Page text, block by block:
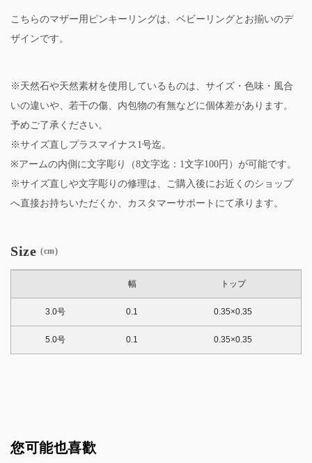
こちらのマザー用ピンキーリングは、ベビーリングとお揃いのデ
ザインです。
※天然石や天然素材を使用しているものは、サイズ・色味・風合
いの違いや、若干の傷、内包物の有無などに個体差があります。
予めご了承ください。
※サイズ直しプラスマイナス1号迄。
※アームの内側に文字彫り（8文字迄：1文字100円）が可能です。
※サイズ直しや文字彫りの修理は、ご購入後にお近くのショップ
へ直接お持ちいただくか、カスタマーサポートにて承ります。
Size (cm)
幅 トップ
3.0号 0.1 0.35×0.35
5.0号 0.1 0.35×0.35
您可能也喜歡